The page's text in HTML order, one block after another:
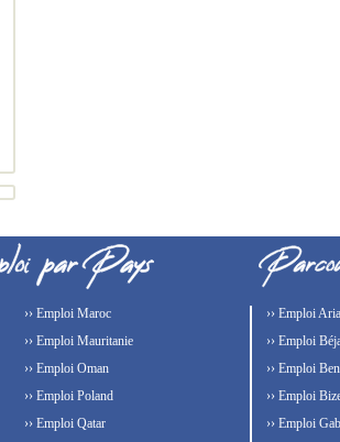
›› Emploi Maroc
›› Emploi Mauritanie
›› Emploi Oman
›› Emploi Poland
›› Emploi Qatar
›› Emploi
›› Emploi
›› Emploi
›› Emploi
›› Emploi